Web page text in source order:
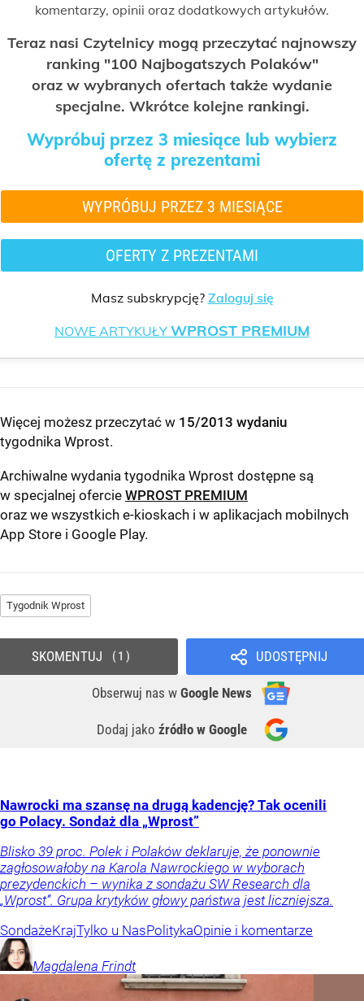
komentarzy, opinii oraz dodatkowych artykułów.
Teraz nasi Czytelnicy mogą przeczytać najnowszy
ranking "100 Najbogatszych Polaków"
oraz w wybranych ofertach także wydanie
specjalne. Wkrótce kolejne rankingi.
Wypróbuj przez 3 miesiące lub wybierz
ofertę z prezentami
WYPRÓBUJ PRZEZ 3 MIESIĄCE
OFERTY Z PREZENTAMI
Masz subskrypcję? Zaloguj się
NOWE ARTYKUŁY WPROST PREMIUM
Więcej możesz przeczytać w 15/2013 wydaniu
tygodnika Wprost.
Archiwalne wydania tygodnika Wprost dostępne są
w specjalnej ofercie WPROST PREMIUM
oraz we wszystkich e-kioskach i w aplikacjach mobilnych
App Store i Google Play.
Tygodnik Wprost
UDOSTĘPNIJ
Obserwuj nas w Google News
Dodaj jako źródło w Google
SKOMENTUJ 1
Nawrocki ma szansę na drugą kadencję? Tak ocenili
go Polacy. Sondaż dla „Wprost”
Blisko 39 proc. Polek i Polaków deklaruje, że ponownie
zagłosowałoby na Karola Nawrockiego w wyborach
prezydenckich – wynika z sondażu SW Research dla
„Wprost”. Grupa krytyków głowy państwa jest liczniejsza.
SondażeKrajTylko u NasPolitykaOpinie i komentarze
Magdalena Frindt